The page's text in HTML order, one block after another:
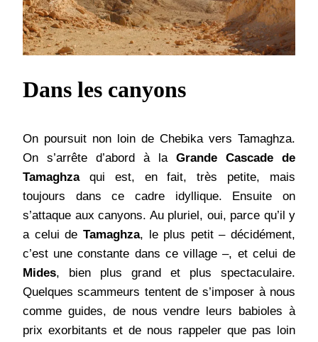
Dans les canyons
On poursuit non loin de Chebika vers Tamaghza.
On s’arrête d’abord à la Grande Cascade de
Tamaghzaqui est, en fait, très petite, mais
toujours dans ce cadre idyllique. Ensuite on
s’attaque aux canyons. Au pluriel, oui, parce qu’il y
a celui de Tamaghza, le plus petit – décidément,
c’est une constante dans ce village –, et celui de
Mides, bien plus grand et plus spectaculaire.
Quelques scammeurs tentent de s’imposer à nous
comme guides, de nous vendre leurs babioles à
prix exorbitants et de nous rappeler que pas loin